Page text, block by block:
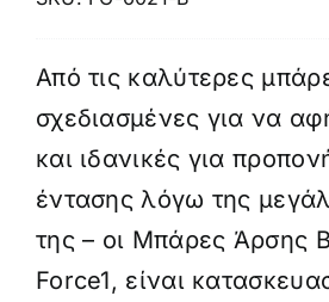
Από τις καλύτερες
σχεδιασμένες για να
και ιδανικές για
έντασης λόγω της
της – οι Μπάρες Άρσης
Force1, είναι